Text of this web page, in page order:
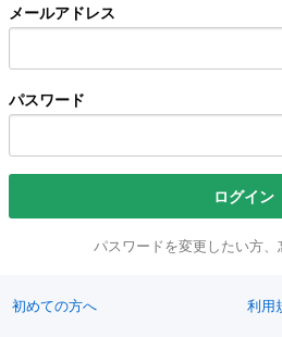
メールアドレス
パスワード
ログイン
パスワードを変更したい方、
初めての方へ 利用